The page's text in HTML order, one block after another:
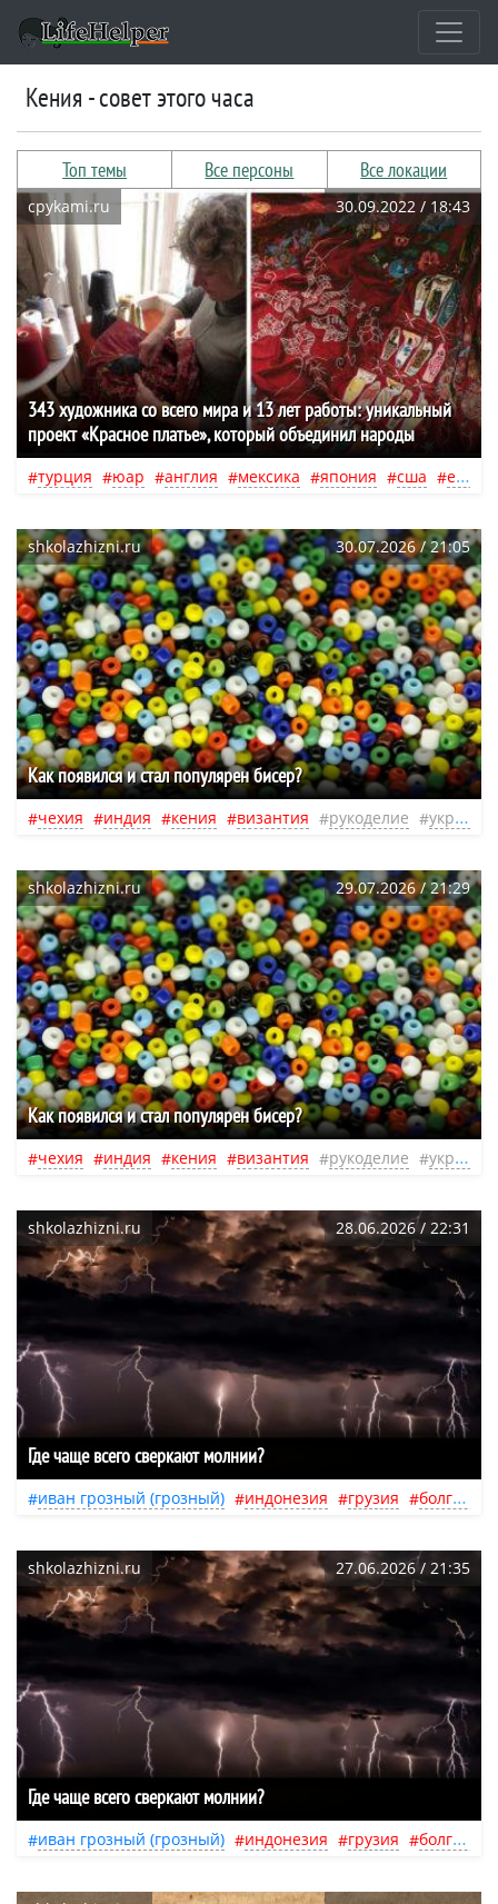
Кения - совет этого часа
Топ темы Все персоны Все локации
cpykami.ru 30.09.2022 / 18:43
343 художника со всего мира и 13 лет работы: уникальный
проект «Красное платье», который объединил народы
турция юар англия мексика япония сша египет
shkolazhizni.ru 30.07.2026 / 21:05
Как появился и стал популярен бисер?
чехия индия кения византия рукоделие украшения
shkolazhizni.ru 29.07.2026 / 21:29
Как появился и стал популярен бисер?
чехия индия кения византия рукоделие украшения
shkolazhizni.ru 28.06.2026 / 22:31
Где чаще всего сверкают молнии?
иван грозный (грозный) индонезия грузия болгария
shkolazhizni.ru 27.06.2026 / 21:35
Где чаще всего сверкают молнии?
иван грозный (грозный) индонезия грузия болгария